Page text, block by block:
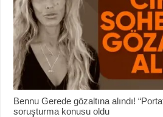
Bennu Gerede gözaltına alındı!
soruşturma konusu oldu